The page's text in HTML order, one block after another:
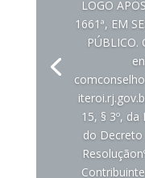
LOGO
1661ª, EM
15, § 3º, da
do Decreto